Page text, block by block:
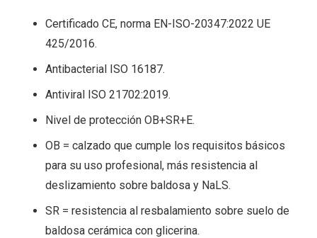
Certificado CE, norma EN-ISO-20347:2022 UE
425/2016.
Antibacterial ISO 16187.
Antiviral ISO 21702:2019.
Nivel de protección OB+SR+E.
OB = calzado que cumple los requisitos básicos
para su uso profesional, más resistencia al
deslizamiento sobre baldosa y NaLS.
SR = resistencia al resbalamiento sobre suelo de
baldosa cerámica con glicerina.